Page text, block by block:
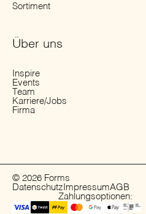
Sortiment
Über uns
Inspire
Events
Team
Karriere/Jobs
Firma
© 2026 Forms
Datenschutz ImpressumAGB
Zahlungsoptionen: